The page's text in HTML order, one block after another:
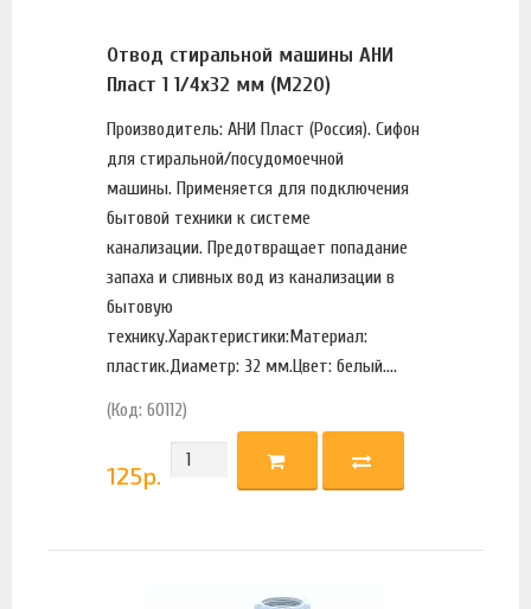
Отвод стиральной машины АНИ
Пласт 1 1/4х32 мм (M220)
Производитель: АНИ Пласт (Россия). Сифон
для стиральной/посудомоечной
машины. Применяется для подключения
бытовой техники к системе
канализации. Предотвращает попадание
запаха и сливных вод из канализации в
бытовую
технику.Характеристики:Материал:
пластик.Диаметр: 32 мм.Цвет: белый....
(Код: 60112)
125р.